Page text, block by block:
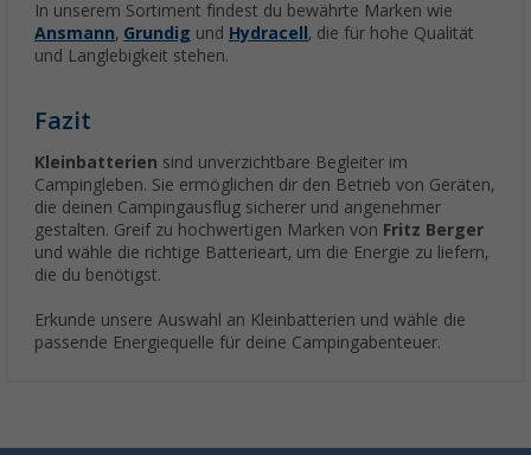
In unserem Sortiment findest du bewährte Marken wie
Ansmann, Grundig und Hydracell , die für hohe Qualität
und Langlebigkeit stehen.
Fazit
Kleinbatterien sind unverzichtbare Begleiter im
Campingleben. Sie ermöglichen dir den Betrieb von Geräten,
die deinen Campingausflug sicherer und angenehmer
gestalten. Greif zu hochwertigen Marken von Fritz Berger
und wähle die richtige Batterieart, um die Energie zu liefern,
die du benötigst.
Erkunde unsere Auswahl an Kleinbatterien und wähle die
passende Energiequelle für deine Campingabenteuer.